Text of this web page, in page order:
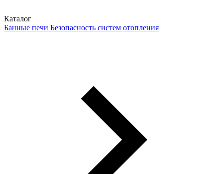
Каталог
Банные печи Безопасность систем отопления